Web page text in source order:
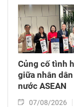
(6/8/1976 –
Củng cố tình
giữa nhân
nước ASEAN
07/08/2026